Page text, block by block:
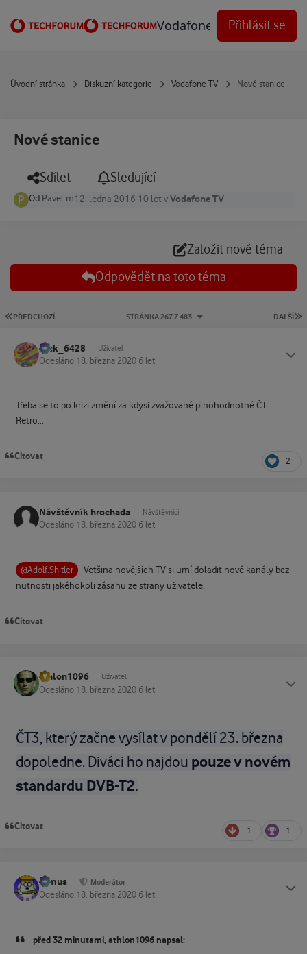
Vodafone Techforum
Přihlásit se
Úvodní stránka Diskuzní kategorie Vodafone TV Nové stanice
Nové stanice
Sdílet Sledující
Od Pavel m12. ledna 2016 10 let vVodafone TV
Založit nové téma
Odpovědět na toto téma
PRVNÍ STRÁNKA
PŘEDCHOZÍ DALŠÍ
STRÁNKA 267 Z 483
Jack_6428 Uživatel
Odesláno 18. března 2020 6 let
Třeba se to po krizi změní za kdysi zvažované plnohodnotné ČT
Retro...
Citovat 2
Návštěvník hrochada Návštěvníci
Odesláno 18. března 2020 6 let
@Adolf.Shitler
Vetšina novějších TV si umí doladit nové kanály bez
nutnosti jakéhokoli zásahu ze strany uživatele.
Citovat
athlon1096 Uživatel
Odesláno 18. března 2020 6 let
ČT3, který začne vysílat v pondělí 23. března
dopoledne. Diváci ho najdou pouze v novém
standardu DVB-T2.
Citovat 1 1
tomus Moderátor
Odesláno 18. března 2020 6 let
před 32 minutami, athlon1096 napsal: